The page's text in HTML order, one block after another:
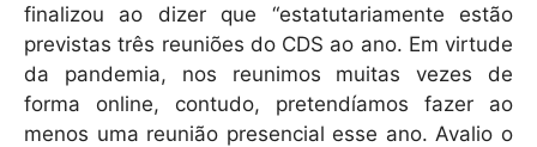
finalizou ao dizer que “estatutariamente estão
previstas três reuniões do CDS ao ano. Em virtude
da pandemia, nos reunimos muitas vezes de
forma online, contudo, pretendíamos fazer ao
menos uma reunião presencial esse ano. Avalio o